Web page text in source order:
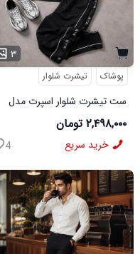
۳
پوشاک تیشرت شلوار
ست تیشرت شلوار اسپرت مدل
MAN مشکی
۲,۴۹۸,۰۰۰ تومان
خرید سریع 4